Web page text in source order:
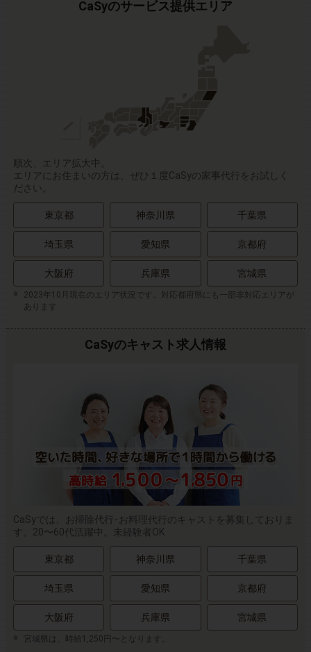
CaSyのサービス提供エリア
順次、エリア拡大中。
エリアにお住まいの方は、ぜひ１度CaSyの家事代行をお試しく
ださい。
東京都 神奈川県 千葉県
埼玉県 愛知県 京都府
大阪府 兵庫県 宮城県
2023年10月現在のエリア状況です。対応都府県にも一部非対応エリアが
あります
CaSyのキャスト求人情報
CaSyでは、お掃除代行･お料理代行のキャストを募集しておりま
す。20〜60代活躍中。未経験者OK
東京都 神奈川県 千葉県
埼玉県 愛知県 京都府
大阪府 兵庫県 宮城県
宮城県は、時給1,250円〜となります。